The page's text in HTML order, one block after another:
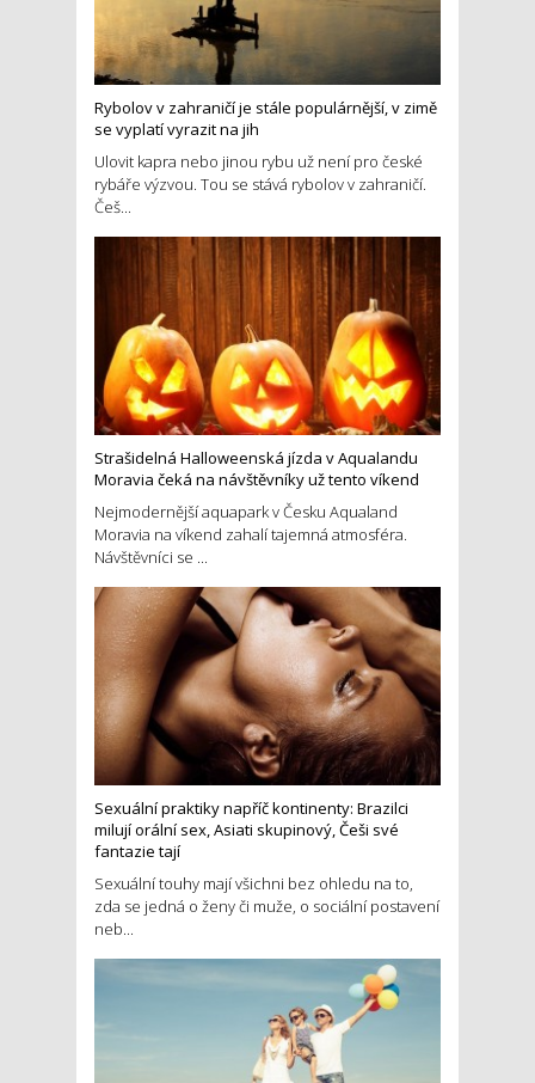
Rybolov v zahraničí je stále populárnější, v zimě
se vyplatí vyrazit na jih
Ulovit kapra nebo jinou rybu už není pro české
rybáře výzvou. Tou se stává rybolov v zahraničí.
Češ...
Strašidelná Halloweenská jízda v Aqualandu
Moravia čeká na návštěvníky už tento víkend
Nejmodernější aquapark v Česku Aqualand
Moravia na víkend zahalí tajemná atmosféra.
Návštěvníci se ...
Sexuální praktiky napříč kontinenty: Brazilci
milují orální sex, Asiati skupinový, Češi své
fantazie tají
Sexuální touhy mají všichni bez ohledu na to,
zda se jedná o ženy či muže, o sociální postavení
neb...